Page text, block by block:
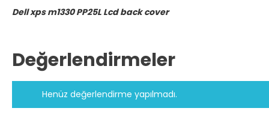
Dell xps m1330 PP25L Lcd back cover
Değerlendirmeler
Henüz değerlendirme yapılmadı.